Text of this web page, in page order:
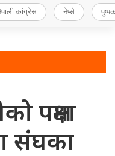
कांग्रेस नेप्से
पक्षमा
संघका